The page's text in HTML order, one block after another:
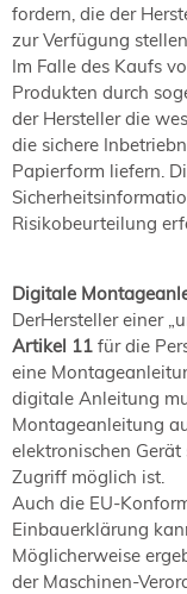
Mitglied werden
Expertenrat
Publikationen
Stellenangebote
Stellengesuche
Dienstleister
Regionalgruppen
fordern, die der
zur Verfügung
Im Falle des Kaufs
Produkten durch
der Hersteller die
die sichere
Papierform liefern.
Risikobeurteilung
Digitale
DerHersteller einer
Artikel 11 für die
eine
digitale Anleitung
Montageanleitung
elektronischen
Zugriff möglich ist.
Auch die EU-
Einbauerklärung
Möglicherweise
der Maschinen-